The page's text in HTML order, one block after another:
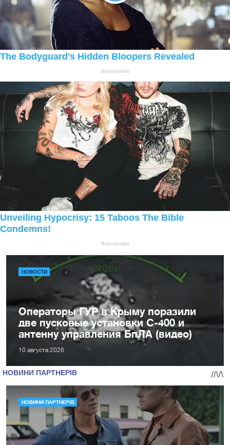
НОВОСТИ
Операторы ГУР в Крыму поразили
две пусковые установки С-400 и
антенну управления БпЛА (видео)
10 августа 2026